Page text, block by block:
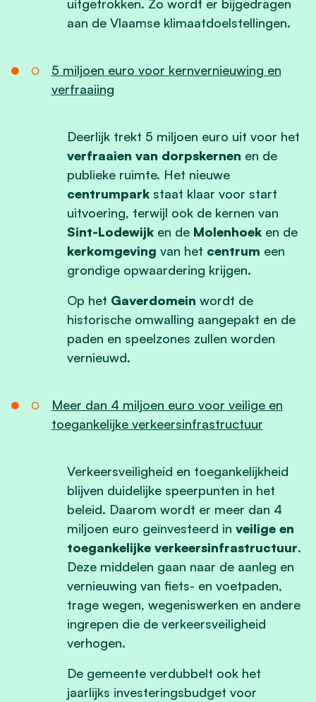
uitgetrokken. Zo wordt er bijgedragen
aan de Vlaamse klimaatdoelstellingen.
5 miljoen euro voor kernvernieuwing en
verfraaiing
Deerlijk trekt 5 miljoen euro uit voor het
verfraaien van dorpskernen en de
publieke ruimte. Het nieuwe
centrumpark staat klaar voor start
uitvoering, terwijl ook de kernen van
Sint-Lodewijk en de Molenhoek en de
kerkomgeving van het centrum een
grondige opwaardering krijgen.
Op het Gaverdomein wordt de
historische omwalling aangepakt en de
paden en speelzones zullen worden
vernieuwd.
Meer dan 4 miljoen euro voor veilige en
toegankelijke verkeersinfrastructuur
Verkeersveiligheid en toegankelijkheid
blijven duidelijke speerpunten in het
beleid. Daarom wordt er meer dan 4
miljoen euro geïnvesteerd in veilige en
toegankelijke verkeersinfrastructuur.
Deze middelen gaan naar de aanleg en
vernieuwing van fiets- en voetpaden,
trage wegen, wegeniswerken en andere
ingrepen die de verkeersveiligheid
verhogen.
De gemeente verdubbelt ook het
jaarlijks investeringsbudget voor